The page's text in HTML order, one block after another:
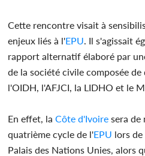
Cette rencontre visait à
enjeux liés à l'EPU . Il s'agissait
rapport alternatif élaboré par
de la société civile composée
l'OIDH, l'AFJCI, la LIDHO et le
En effet, laCôte d'Ivoire sera de
quatrième cycle de l'EPU lors de
Palais des Nations Unies, alors